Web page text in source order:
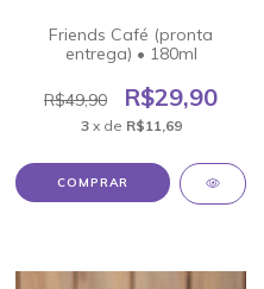
Friends Café (pronta
entrega) • 180ml
R$49,90 R$29,90
3 x de R$11,69